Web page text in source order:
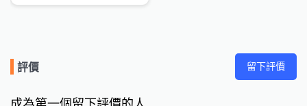
評價 留下評價